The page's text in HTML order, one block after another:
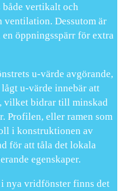
både vertikalt och
Dessutom är
öppningsspärr för extra
u-värde avgörande,
u-värde innebär att
vilket bidrar till minskad
Profilen, eller ramen som
i konstruktionen av
för att tåla det lokala
egenskaper.
i nya vridfönster finns det